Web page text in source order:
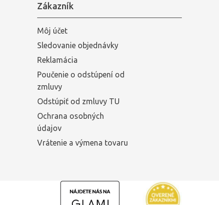
Zákazník
Môj účet
Sledovanie objednávky
Reklamácia
Poučenie o odstúpení od
zmluvy
Odstúpiť od zmluvy TU
Ochrana osobných
údajov
Vrátenie a výmena tovaru